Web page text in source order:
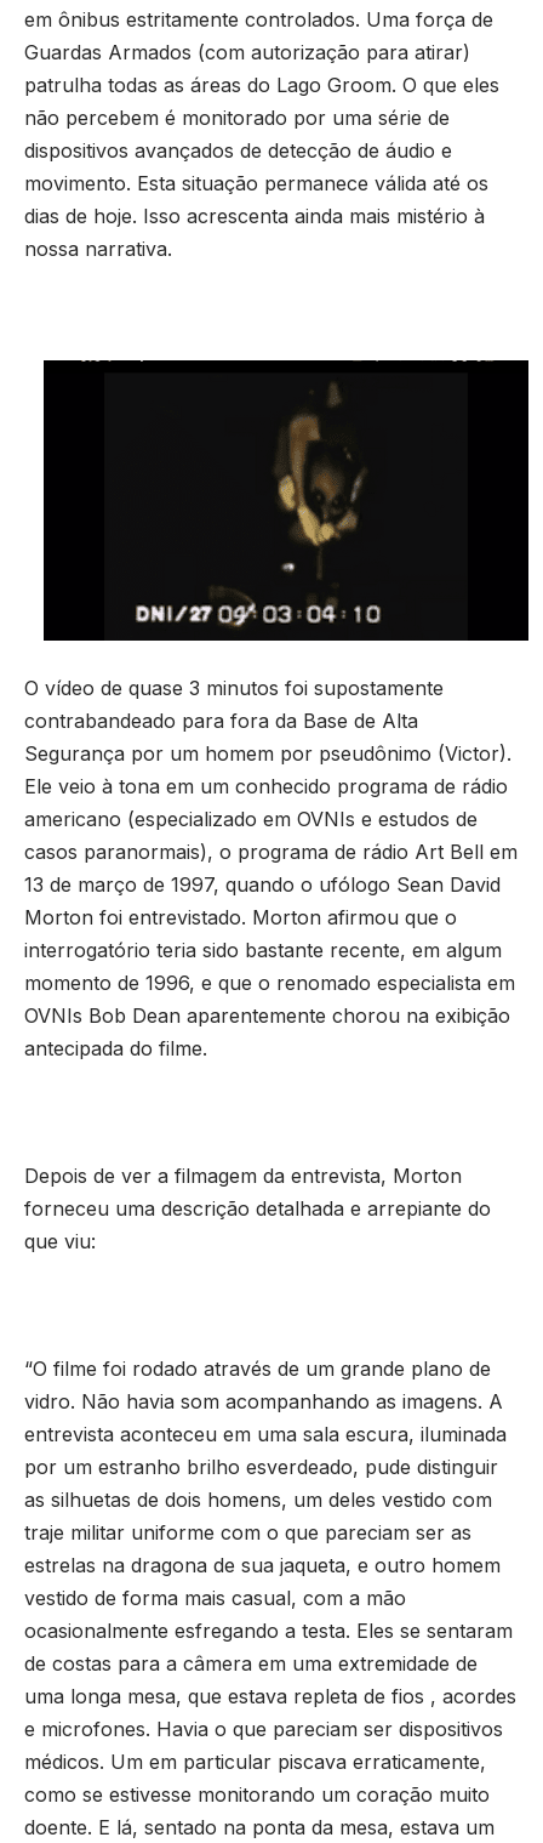
em ônibus estritamente controlados. Uma força de
Guardas Armados (com autorização para atirar)
patrulha todas as áreas do Lago Groom. O que eles
não percebem é monitorado por uma série de
dispositivos avançados de detecção de áudio e
movimento. Esta situação permanece válida até os
dias de hoje. Isso acrescenta ainda mais mistério à
nossa narrativa.
O vídeo de quase 3 minutos foi supostamente
contrabandeado para fora da Base de Alta
Segurança por um homem por pseudônimo (Victor).
Ele veio à tona em um conhecido programa de rádio
americano (especializado em OVNIs e estudos de
casos paranormais), o programa de rádio Art Bell em
13 de março de 1997, quando o ufólogo Sean David
Morton foi entrevistado. Morton afirmou que o
interrogatório teria sido bastante recente, em algum
momento de 1996, e que o renomado especialista em
OVNIs Bob Dean aparentemente chorou na exibição
antecipada do filme.
Depois de ver a filmagem da entrevista, Morton
forneceu uma descrição detalhada e arrepiante do
que viu:
“O filme foi rodado através de um grande plano de
vidro. Não havia som acompanhando as imagens. A
entrevista aconteceu em uma sala escura, iluminada
por um estranho brilho esverdeado, pude distinguir
as silhuetas de dois homens, um deles vestido com
traje militar uniforme com o que pareciam ser as
estrelas na dragona de sua jaqueta, e outro homem
vestido de forma mais casual, com a mão
ocasionalmente esfregando a testa. Eles se sentaram
de costas para a câmera em uma extremidade de
uma longa mesa, que estava repleta de fios , acordes
e microfones. Havia o que pareciam ser dispositivos
médicos. Um em particular piscava erraticamente,
como se estivesse monitorando um coração muito
doente. E lá, sentado na ponta da mesa, estava um